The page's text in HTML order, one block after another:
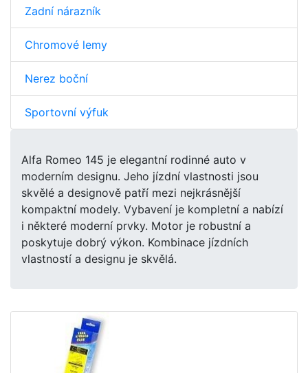
Zadní nárazník
Chromové lemy
Nerez boční
Sportovní výfuk
Alfa Romeo 145 je elegantní rodinné auto v
moderním designu. Jeho jízdní vlastnosti jsou
skvělé a designově patří mezi nejkrásnější
kompaktní modely. Vybavení je kompletní a nabízí
i některé moderní prvky. Motor je robustní a
poskytuje dobrý výkon. Kombinace jízdních
vlastností a designu je skvělá.